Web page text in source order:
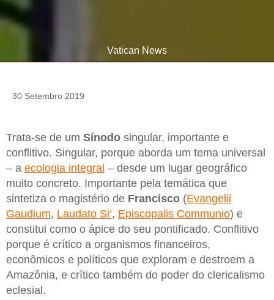
Vatican News
30 Setembro 2019
Trata-se de um Sínodo singular, importante e
conflitivo. Singular, porque aborda um tema universal
– a ecologia integral – desde um lugar geográfico
muito concreto. Importante pela temática que
sintetiza o magistério de Francisco (Evangelii
Gaudium, Laudato Si’, Episcopalis Communio) e
constitui como o ápice do seu pontificado. Conflitivo
porque é crítico a organismos financeiros,
econômicos e políticos que exploram e destroem a
Amazônia, e crítico também do poder do clericalismo
eclesial.